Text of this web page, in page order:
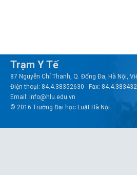
Trạm Y Tế
87 Nguyễn Chí Thanh, Q. Đống Đa, Hà Nội,
Điện thoại: 84.4.38352630 - Fax:
Email: info@hlu.edu.vn
© 2016 Trường Đại học Luật Hà Nội